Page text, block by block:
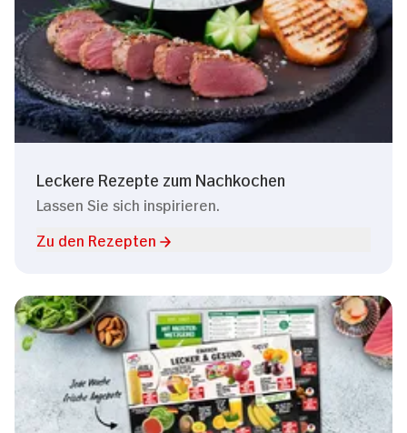
Leckere Rezepte zum Nachkochen
Lassen Sie sich inspirieren.
Zu den Rezepten